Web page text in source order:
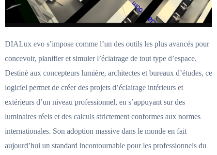
DIALux evo s’impose comme l’un des outils les plus avancés pour
concevoir, planifier et simuler l’éclairage de tout type d’espace.
Destiné aux concepteurs lumière, architectes et bureaux d’études, ce
logiciel permet de créer des projets d’éclairage intérieurs et
extérieurs d’un niveau professionnel, en s’appuyant sur des
luminaires réels et des calculs strictement conformes aux normes
internationales. Son adoption massive dans le monde en fait
aujourd’hui un standard incontournable pour les professionnels du